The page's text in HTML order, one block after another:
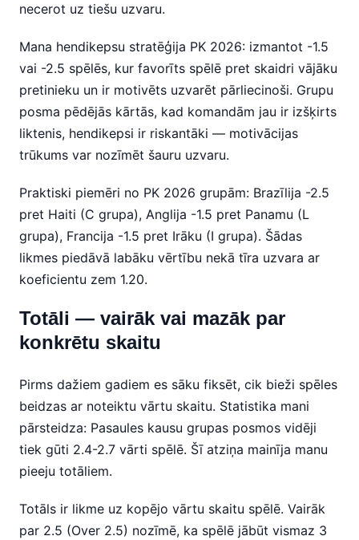
necerot uz tiešu uzvaru.
Mana hendikepsu stratēģija PK 2026: izmantot -1.5
vai -2.5 spēlēs, kur favorīts spēlē pret skaidri vājāku
pretinieku un ir motivēts uzvarēt pārliecinoši. Grupu
posma pēdējās kārtās, kad komandām jau ir izšķirts
liktenis, hendikepsi ir riskantāki — motivācijas
trūkums var nozīmēt šauru uzvaru.
Praktiski piemēri no PK 2026 grupām: Brazīlija -2.5
pret Haiti (C grupa), Anglija -1.5 pret Panamu (L
grupa), Francija -1.5 pret Irāku (I grupa). Šādas
likmes piedāvā labāku vērtību nekā tīra uzvara ar
koeficientu zem 1.20.
Totāli — vairāk vai mazāk par
konkrētu skaitu
Pirms dažiem gadiem es sāku fiksēt, cik bieži spēles
beidzas ar noteiktu vārtu skaitu. Statistika mani
pārsteidza: Pasaules kausu grupas posmos vidēji
tiek gūti 2.4-2.7 vārti spēlē. Šī atziņa mainīja manu
pieeju totāliem.
Totāls ir likme uz kopējo vārtu skaitu spēlē. Vairāk
par 2.5 (Over 2.5) nozīmē, ka spēlē jābūt vismaz 3